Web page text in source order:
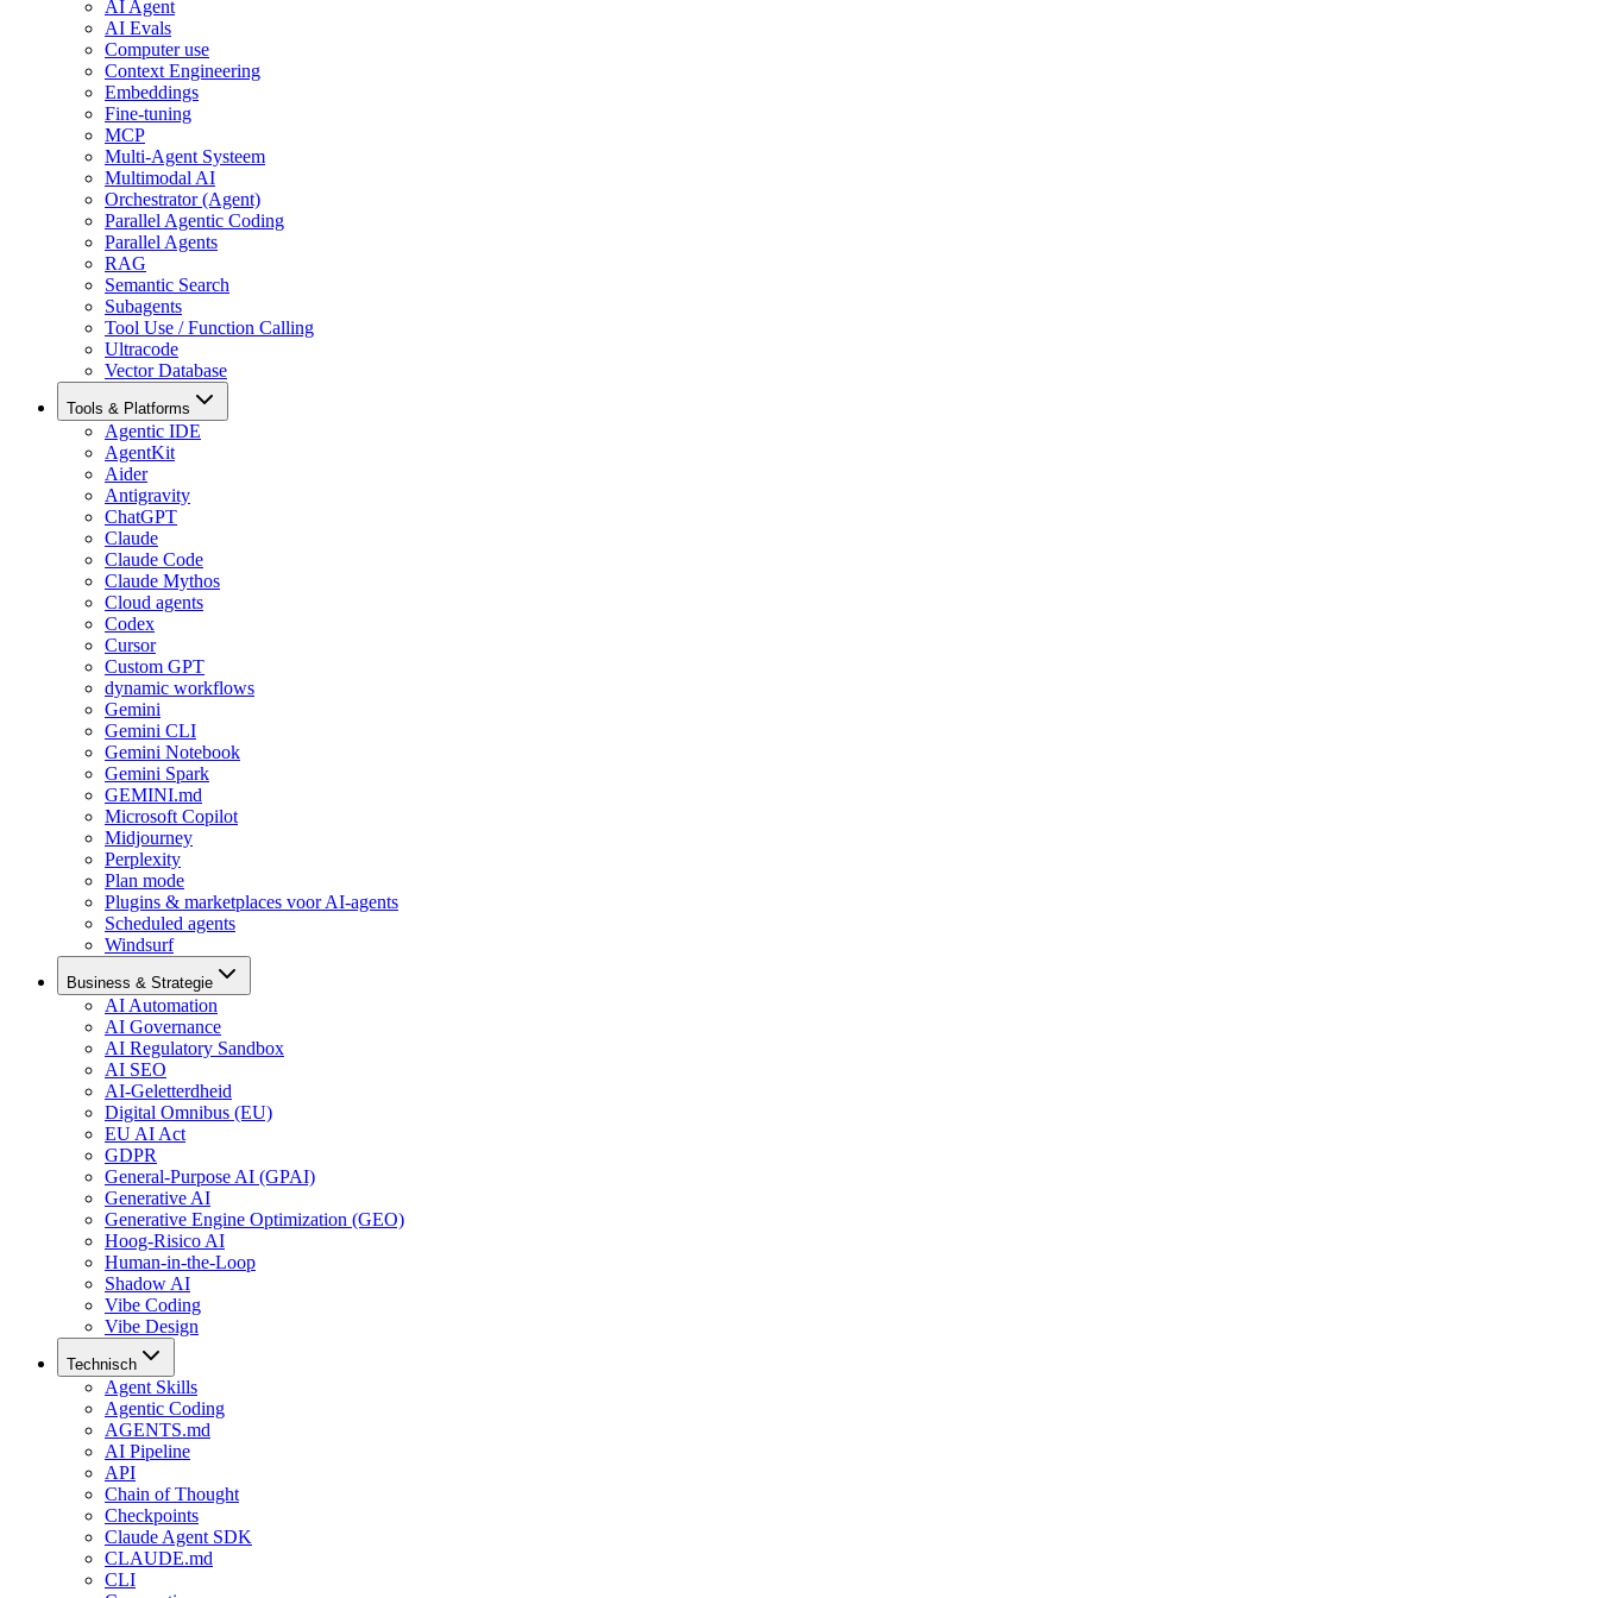
AI Agent
AI Evals
Computer use
Context Engineering
Embeddings
Fine-tuning
MCP
Multi-Agent Systeem
Multimodal AI
Orchestrator (Agent)
Parallel Agentic Coding
Parallel Agents
RAG
Semantic Search
Subagents
Tool Use / Function Calling
Ultracode
Vector Database
Tools & Platforms
Agentic IDE
AgentKit
Aider
Antigravity
ChatGPT
Claude
Claude Code
Claude Mythos
Cloud agents
Codex
Cursor
Custom GPT
dynamic workflows
Gemini
Gemini CLI
Gemini Notebook
Gemini Spark
GEMINI.md
Microsoft Copilot
Midjourney
Perplexity
Plan mode
Plugins & marketplaces voor AI-agents
Scheduled agents
Windsurf
Business & Strategie
AI Automation
AI Governance
AI Regulatory Sandbox
AI SEO
AI-Geletterdheid
Digital Omnibus (EU)
EU AI Act
GDPR
General-Purpose AI (GPAI)
Generative AI
Generative Engine Optimization (GEO)
Hoog-Risico AI
Human-in-the-Loop
Shadow AI
Vibe Coding
Vibe Design
Technisch
Agent Skills
Agentic Coding
AGENTS.md
AI Pipeline
API
Chain of Thought
Checkpoints
Claude Agent SDK
CLAUDE.md
CLI